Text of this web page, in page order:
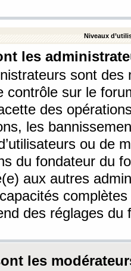
Niveaux
les
sont
contrôle sur le
des
les
ou de
du fondateur du
aux autres
des réglages du
les